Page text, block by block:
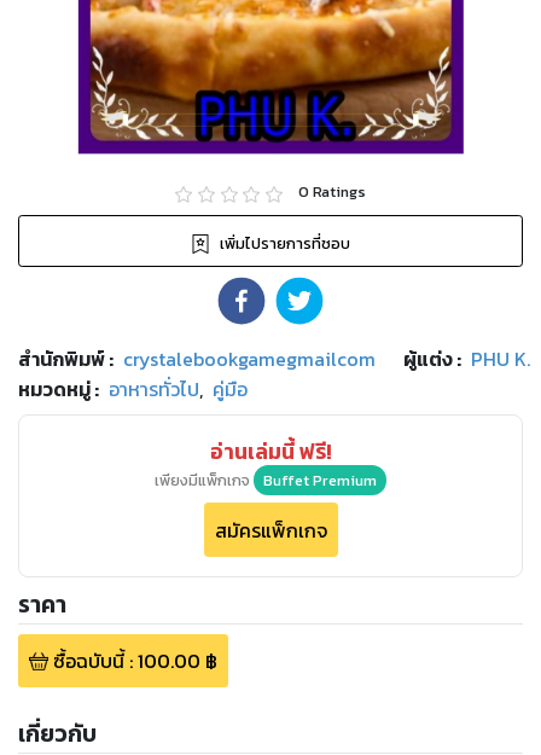
0 Ratings
เพิ่มไปรายการที่ชอบ
สำนักพิมพ์: crystalebookgamegmailcom ผู้แต่ง : PHU K.
หมวดหมู่: อาหารทั่วไป, คู่มือ
อ่านเล่มนี้ ฟรี!
เพียงมีแพ็กเกจ Buffet Premium
สมัครแพ็กเกจ
ราคา
ซื้อฉบับนี้:100.00 ฿
เกี่ยวกับ